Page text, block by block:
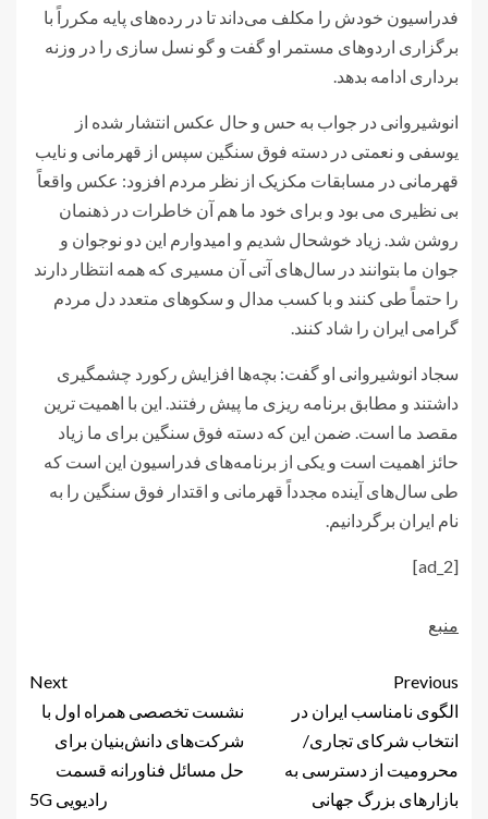
فدراسیون خودش را مکلف می‌داند تا در رده‌های پایه مکرراً با
برگزاری اردوهای مستمر او گفت و گو نسل سازی را در وزنه
برداری ادامه بدهد.
انوشیروانی در جواب به حس و حال عکس انتشار شده از
یوسفی و نعمتی در دسته فوق سنگین سپس از قهرمانی و نایب
قهرمانی در مسابقات مکزیک از نظر مردم افزود: عکس واقعاً
بی نظیری می بود و برای خود ما هم آن خاطرات در ذهنمان
روشن شد. زیاد خوشحال شدیم و امیدوارم این دو نوجوان و
جوان ما بتوانند در سال‌های آتی آن مسیری که همه انتظار دارند
را حتماً طی کنند و با کسب مدال و سکوهای متعدد دل مردم
گرامی ایران را شاد کنند.
سجاد انوشیروانی او گفت: بچه‌ها افزایش رکورد چشمگیری
داشتند و مطابق برنامه ریزی ما پیش رفتند. این با اهمیت ترین
مقصد ما است. ضمن این که دسته فوق سنگین برای ما زیاد
حائز اهمیت است و یکی از برنامه‌های فدراسیون این است که
طی سال‌های آینده مجدداً قهرمانی و اقتدار فوق سنگین را به
نام ایران برگردانیم.
[ad_2]
منبع
Previous
الگوی نامناسب ایران در
انتخاب شرکای تجاری/
محرومیت از دسترسی به
بازارهای بزرگ جهانی
Next
نشست تخصصی همراه اول با
شرکت‌های دانش‌بنیان برای
حل مسائل فناورانه قسمت
رادیویی 5G